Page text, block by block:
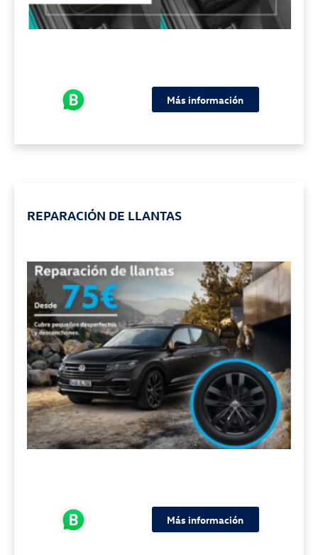
Más información
REPARACIÓN DE LLANTAS
Más información